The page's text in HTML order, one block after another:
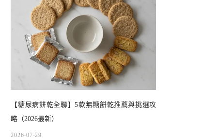
【糖尿病餅乾全聯】5款無糖餅乾推薦與挑選攻
略（2026最新）
2026-07-29